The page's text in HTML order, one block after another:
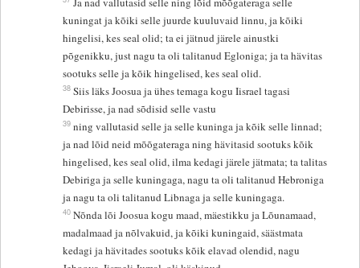
kuningat ja kõiki selle juurde kuuluvaid linnu, ja kõiki
hingelisi, kes seal olid; ta ei jätnud järele ainustki
põgenikku, just nagu ta oli talitanud Egloniga; ja ta hävitas
sootuks selle ja kõik hingelised, kes seal olid.
38 Siis läks Joosua ja ühes temaga kogu Iisrael tagasi
Debirisse, ja nad sõdisid selle vastu
39 ning vallutasid selle ja selle kuninga ja kõik selle linnad;
ja nad lõid neid mõõgateraga ning hävitasid sootuks kõik
hingelised, kes seal olid, ilma kedagi järele jätmata; ta talitas
Debiriga ja selle kuningaga, nagu ta oli talitanud Hebroniga
ja nagu ta oli talitanud Libnaga ja selle kuningaga.
40 Nõnda lõi Joosua kogu maad, mäestikku ja Lõunamaad,
madalmaad ja nõlvakuid, ja kõiki kuningaid, säästmata
kedagi ja hävitades sootuks kõik elavad olendid, nagu